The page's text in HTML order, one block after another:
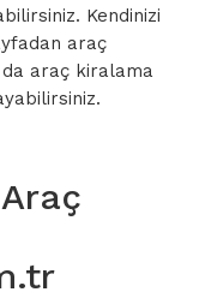
Kendinizi
araç
araç kiralama